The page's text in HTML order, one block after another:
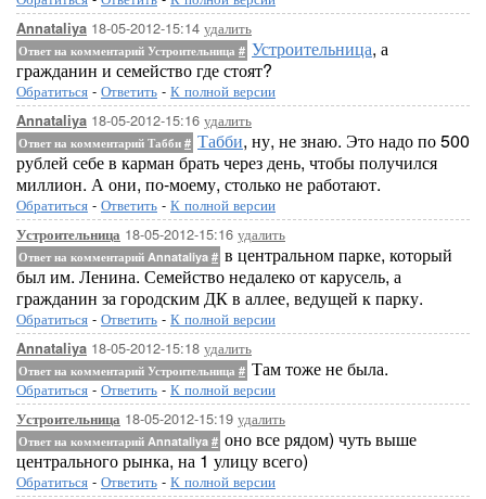
Annataliya 18-05-2012-15:14 удалить
Ответ на комментарий Устроительница # Устроительница, а
гражданин и семейство где стоят?
Обратиться - Ответить - К полной версии
Annataliya 18-05-2012-15:16 удалить
Ответ на комментарий Табби # Табби, ну, не знаю. Это надо по 500
рублей себе в карман брать через день, чтобы получился
миллион. А они, по-моему, столько не работают.
Обратиться - Ответить - К полной версии
Устроительница 18-05-2012-15:16 удалить
Ответ на комментарий Annataliya # в центральном парке, который
был им. Ленина. Семейство недалеко от карусель, а
гражданин за городским ДК в аллее, ведущей к парку.
Обратиться - Ответить - К полной версии
Annataliya 18-05-2012-15:18 удалить
Ответ на комментарий Устроительница # Там тоже не была.
Обратиться - Ответить - К полной версии
Устроительница 18-05-2012-15:19 удалить
Ответ на комментарий Annataliya # оно все рядом) чуть выше
центрального рынка, на 1 улицу всего)
Обратиться - Ответить - К полной версии